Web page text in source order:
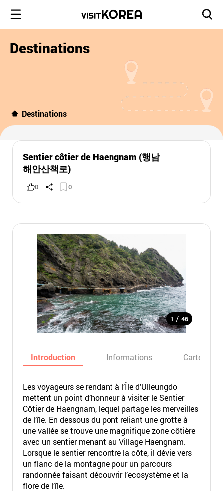
Destinations
Destinations
Sentier côtier de Haengnam (행남
해안산책로)
0 0
1 / 46
Introduction Informations Carte
Les voyageurs se rendant à l’Île d’Ulleungdo
mettent un point d’honneur à visiter le Sentier
Côtier de Haengnam, lequel partage les merveilles
de l’île. En dessous du pont reliant une grotte à
une vallée se trouve une magnifique zone côtière
avec un sentier menant au Village Haengnam.
Lorsque le sentier rencontre la côte, il dévie vers
un flanc de la montagne pour un parcours
randonnée faisant découvrir l’ecosystème et la
flore de l’île.